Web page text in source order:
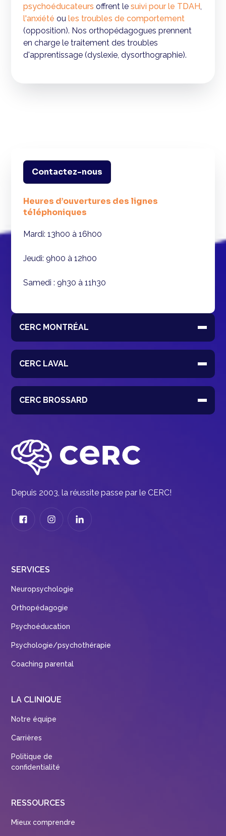
psychoéducateurs offrent lesuivi pour le TDAH,
l'anxiété oules troubles de comportement
(opposition). Nos orthopédagogues prennent
en charge le traitement des troubles
d'apprentissage (dyslexie, dysorthographie).
CERC MONTRÉAL
CERC LAVAL
CERC BROSSARD
Contactez-nous
Heures d’ouvertures des lignes
téléphoniques
Mardi: 13h00 à 16h00
Jeudi: 9h00 à 12h00
Samedi : 9h30 à 11h30
Depuis 2003, la réussite passe par le CERC!
SERVICES
Neuropsychologie
Orthopédagogie
Psychoéducation
Psychologie/psychothérapie
Coaching parental
LA CLINIQUE
Notre équipe
Carrières
Politique de
confidentialité
RESSOURCES
Mieux comprendre